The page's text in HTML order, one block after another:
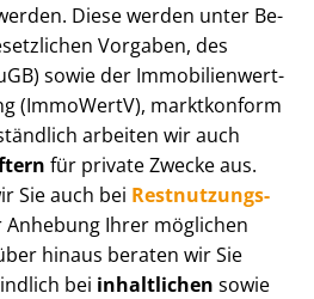
Diese werden unter Be­
Vorgaben, des
sowie der Im­mo­bi­li­en­wert­
(ImmoWertV), marktkonform
arbeiten wir auch
für private Zwecke aus.
Sie auch bei Rest­nut­zungs­
Anhebung Ihrer möglichen
hinaus beraten wir Sie
bei inhaltlichen sowie